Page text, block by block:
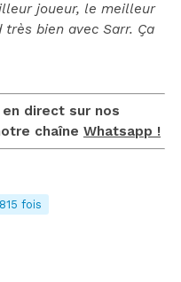
joueur, le meilleur
très bien avec Sarr. Ça
en direct sur nos
chaîne Whatsapp !
fois